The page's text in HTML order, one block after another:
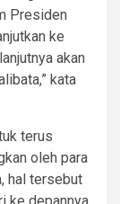
Presiden
ke
akan
kata
terus
oleh para
hal tersebut